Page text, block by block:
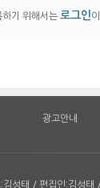
기 위해서는 로그인
광고안내
성태 / 편집인:김성태